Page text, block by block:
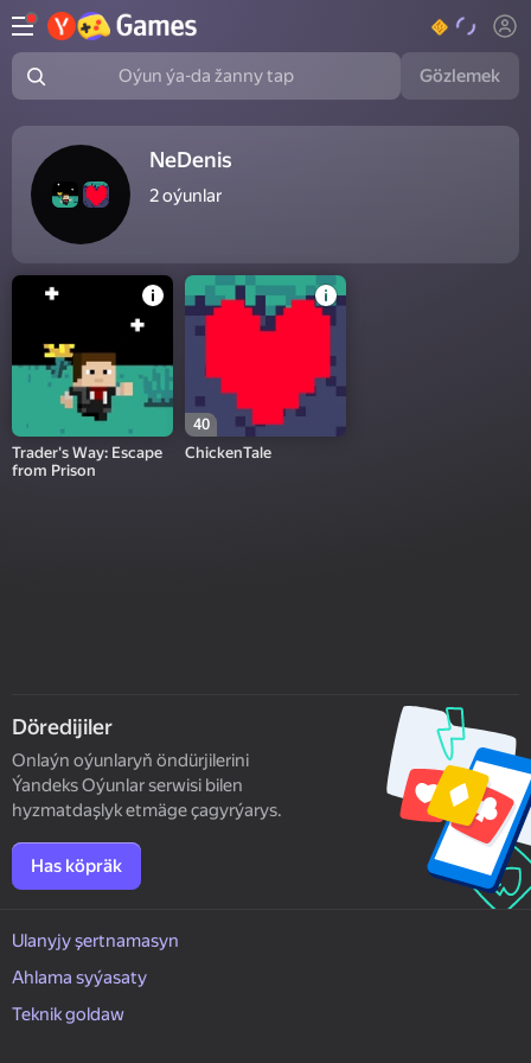
Oýun ýa-da žanny tap Gözlemek
NeDenis
2oýunlar
Trader's Way: Escape
from Prison
40
ChickenTale
Döredijiler
Onlaýn oýunlaryň öndürjilerini
Ýandeks Oýunlar serwisi bilen
hyzmatdaşlyk etmäge çagyrýarys.
Has köpräk
Ulanyjy şertnamasyn
Ahlama syýasaty
Teknik goldaw